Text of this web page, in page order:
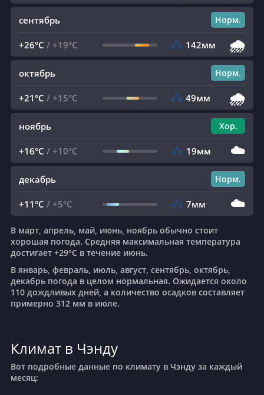
сентябрь Норм.
+26°C / +19°C 142мм 🌧️
октябрь Норм.
+21°C / +15°C 49мм 🌧️
ноябрь Хор.
+16°C / +10°C 19мм ☁️
декабрь Норм.
+11°C / +5°C 7мм ☁️
В март, апрель, май, июнь, ноябрь обычно стоит
хорошая погода. Средняя максимальная температура
достигает +29°C в течение июнь.
В январь, февраль, июль, август, сентябрь, октябрь,
декабрь погода в целом нормальная. Ожидается около
110 дождливых дней, а количество осадков составляет
примерно 312 мм в июле.
Климат в Чэнду
Вот подробные данные по климату в Чэнду за каждый
месяц: